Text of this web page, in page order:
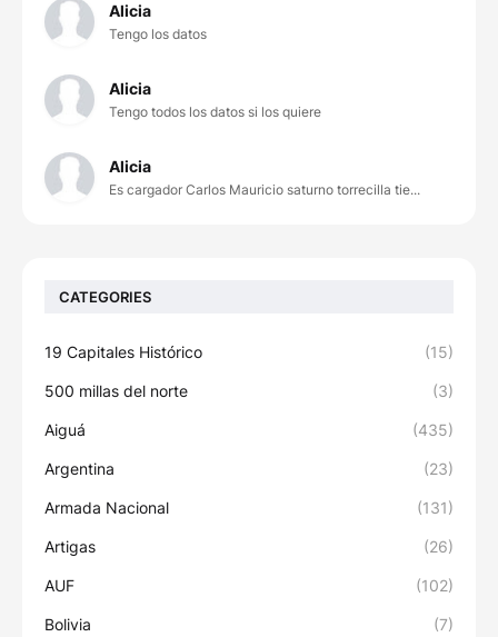
Alicia
Tengo los datos
Alicia
Tengo todos los datos si los quiere
Alicia
Es cargador Carlos Mauricio saturno torrecilla tie...
CATEGORIES
19 Capitales Histórico (15)
500 millas del norte (3)
Aiguá (435)
Argentina (23)
Armada Nacional (131)
Artigas (26)
AUF (102)
Bolivia (7)